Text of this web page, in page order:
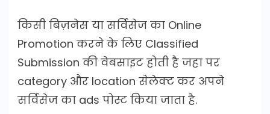
किसी बिज़नेस या सर्विसेज का Online
Promotion करने के लिए Classified
Submission की वेबसाइट होती है जहा पर
category और location सेलेक्ट कर अपने
सर्विसेज का ads पोस्ट किया जाता है.